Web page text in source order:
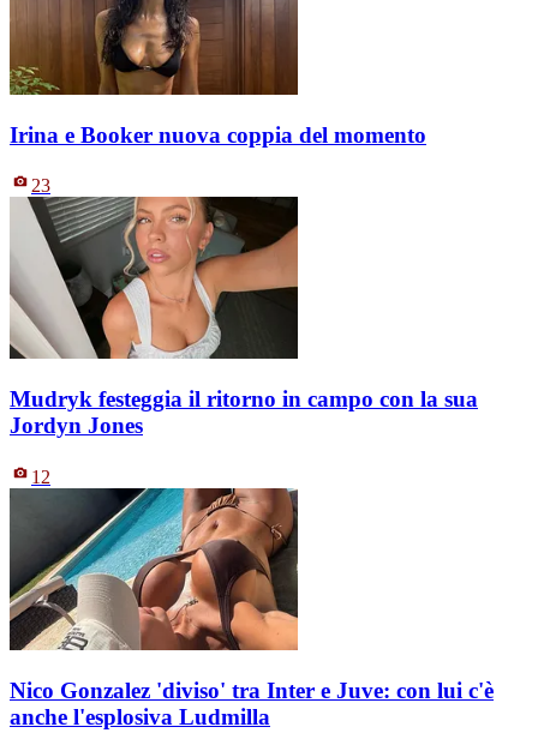
Irina e Booker nuova coppia del momento
23
Mudryk festeggia il ritorno in campo con la sua
Jordyn Jones
12
Nico Gonzalez 'diviso' tra Inter e Juve: con lui c'è
anche l'esplosiva Ludmilla